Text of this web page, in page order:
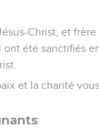
Christ, et frère
été sanctifiés
et la charité